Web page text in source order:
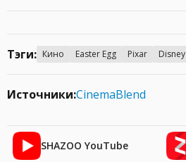
Тэги: Кино Easter Egg Pixar Disney
Источники:CinemaBlend
SHAZOO YouTube